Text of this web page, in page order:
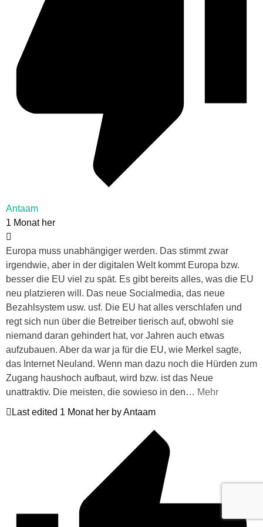
Antaam
1 Monat her
Europa muss unabhängiger werden. Das stimmt zwar
irgendwie, aber in der digitalen Welt kommt Europa bzw.
besser die EU viel zu spät. Es gibt bereits alles, was die EU
neu platzieren will. Das neue Socialmedia, das neue
Bezahlsystem usw. usf. Die EU hat alles verschlafen und
regt sich nun über die Betreiber tierisch auf, obwohl sie
niemand daran gehindert hat, vor Jahren auch etwas
aufzubauen. Aber da war ja für die EU, wie Merkel sagte,
das Internet Neuland. Wenn man dazu noch die Hürden zum
Zugang haushoch aufbaut, wird bzw. ist das Neue
unattraktiv. Die meisten, die sowieso in den… Mehr
Last edited 1 Monat her by Antaam